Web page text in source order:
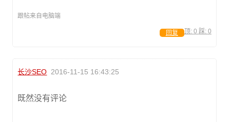
跟帖来自电脑端
顶: 0 踩: 0
回复
长沙SEO 2016-11-15 16:43:25
既然没有评论